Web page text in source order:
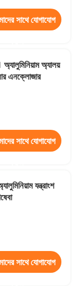
সাথে যোগাযোগ
অ্যালয়
এনক্লোজার
সাথে যোগাযোগ
যন্ত্রাংশ
সাথে যোগাযোগEICC অ্যালুমিনিয়াম ডাই কাস্টিং মোল্ড কাস্টম হাউসহোল্ড ফেব্রিকেশন পরিষেবা